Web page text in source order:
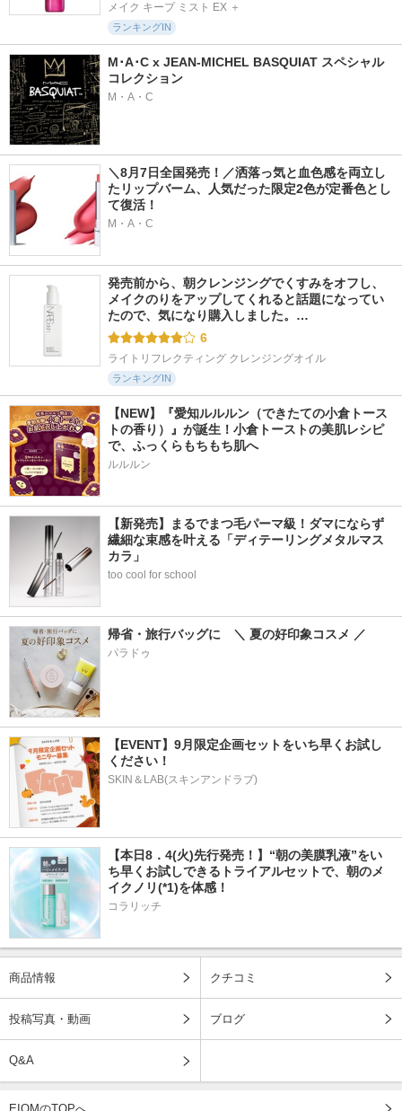
メイク キープ ミスト EX ＋
ランキングIN
M･A･C x JEAN-MICHEL BASQUIAT スペシャル
コレクション
M・A・C
＼8月7日全国発売！／洒落っ気と血色感を両立し
たリップバーム、人気だった限定2色が定番色とし
て復活！
M・A・C
発売前から、朝クレンジングでくすみをオフし、
メイクのりをアップしてくれると話題になってい
たので、気になり購入しました。…
6
ライトリフレクティング クレンジングオイル
ランキングIN
【NEW】『愛知ルルルン（できたての小倉トース
トの香り）』が誕生！小倉トーストの美肌レシピ
で、ふっくらもちもち肌へ
ルルルン
【新発売】まるでまつ毛パーマ級！ダマにならず
繊細な束感を叶える「ディテーリングメタルマス
カラ」
too cool for school
帰省・旅行バッグに　＼ 夏の好印象コスメ ／
パラドゥ
【EVENT】9月限定企画セットをいち早くお試し
ください！
SKIN＆LAB(スキンアンドラブ)
【本日8．4(火)先行発売！】“朝の美膜乳液”をい
ち早くお試しできるトライアルセットで、朝のメ
イクノリ(*1)を体感！
コラリッチ
商品情報 クチコミ
投稿写真・動画 ブログ
Q&A